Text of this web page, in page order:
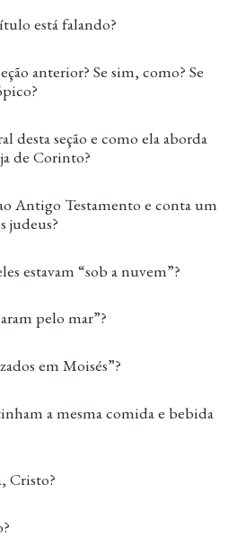
está falando?
anterior? Se sim, como? Se
desta seção e como ela aborda
de Corinto?
Antigo Testamento e conta um
judeus?
estavam “sob a nuvem”?
pelo mar”?
em Moisés”?
a mesma comida e bebida
Cristo?